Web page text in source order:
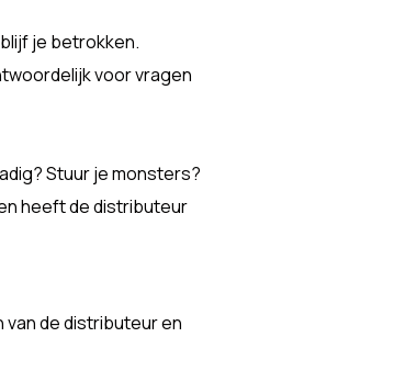
je betrokken.
voor vragen
Stuur je monsters?
heeft de distributeur
de distributeur en